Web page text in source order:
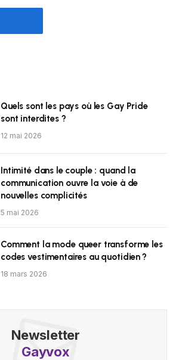
Quels sont les pays où les Gay Pride
sont interdites ?
12 mai 2026
Intimité dans le couple : quand la
communication ouvre la voie à de
nouvelles complicités
5 mai 2026
Comment la mode queer transforme les
codes vestimentaires au quotidien ?
18 mars 2026
Newsletter
Gayvox